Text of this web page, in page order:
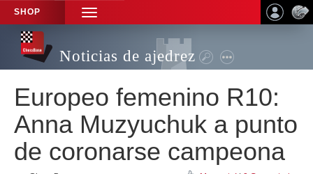
SHOP
TOGGLE
NAVIGATION
Noticias de ajedrez
Europeo femenino R10:
Anna Muzyuchuk a punto
de coronarse campeona